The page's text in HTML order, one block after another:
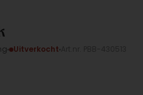
Uitverkocht